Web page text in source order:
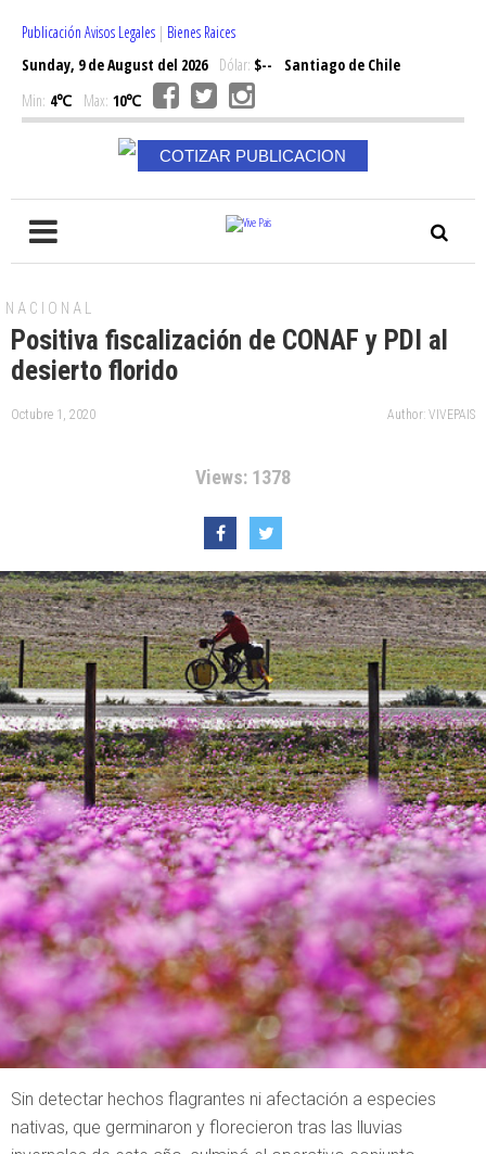
Publicación Avisos Legales | Bienes Raices
Sunday, 9 de August del 2026Dólar: $--
Santiago de Chile
Min: 4℃ Max: 10℃
COTIZAR PUBLICACION
NACIONAL
Positiva fiscalización de CONAF y PDI al
desierto florido
Octubre 1, 2020 Author: VIVEPAIS
Views: 1378
Sin detectar hechos flagrantes ni afectación a especies
nativas, que germinaron y florecieron tras las lluvias